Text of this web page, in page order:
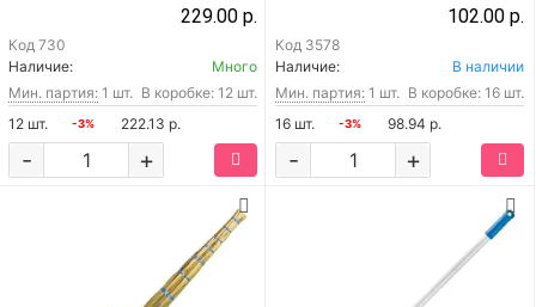
229.00 р.
Код 730
Наличие:
Много
Мин. партия: 1 шт. В коробке: 12 шт.
12 шт.
-3% 222.13 р.
+
-
102.00 р.
Код 3578
Наличие:
В наличии
Мин. партия: 1 шт. В коробке: 16 шт.
16 шт.
-3% 98.94 р.
+
-